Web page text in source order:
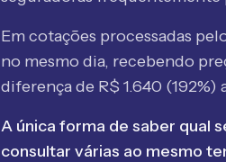
Em cotações processadas
no mesmo dia, recebendo
diferença de R$ 1.640 (192%)
A única forma de saber qual
consultar várias ao mesmo